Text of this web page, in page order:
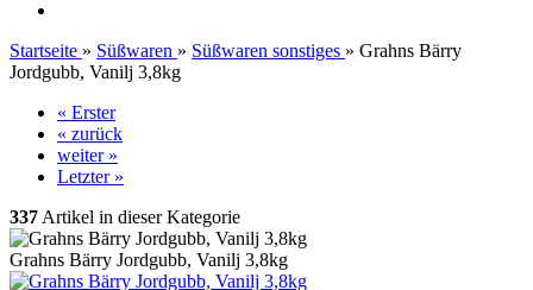
Startseite » Süßwaren » Süßwaren sonstiges » Grahns Bärry
Jordgubb, Vanilj 3,8kg
« Erster
« zurück
weiter »
Letzter »
337 Artikel in dieser Kategorie
Grahns Bärry Jordgubb, Vanilj 3,8kg